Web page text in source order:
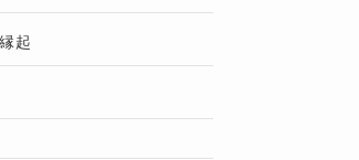
起